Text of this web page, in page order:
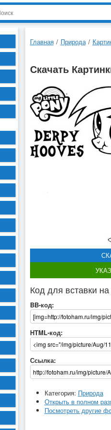
Главная / Природа /
Скачать
Код для вставки на
BB-код:
HTML-код:
Ссылка:
Категория: Природа
Открыть в полном
Посмотреть другие